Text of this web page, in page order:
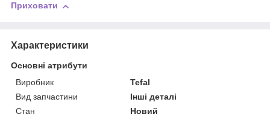
Приховати
Характеристики
Основні атрибути
Виробник
Tefal
Вид запчастини
Інші деталі
Стан
Новий